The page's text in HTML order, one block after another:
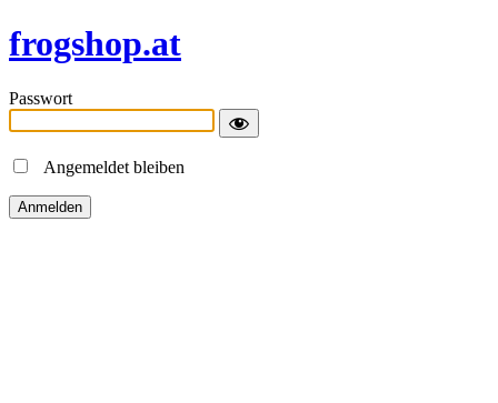
frogshop.at
Passwort
Angemeldet bleiben